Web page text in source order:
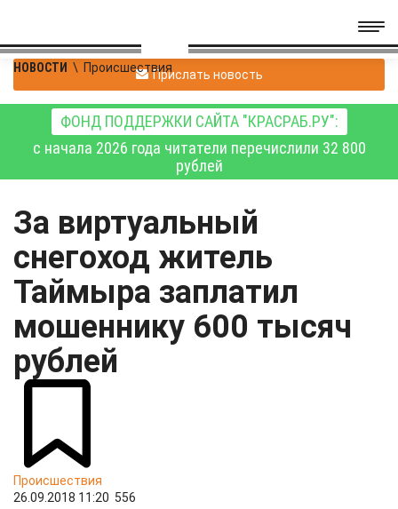
НОВОСТИ \ ПроисшествияПрислать новость
ФОНД ПОДДЕРЖКИ САЙТА "КРАСРАБ.РУ":
с начала 2026 года читатели перечислили 32 800
рублей
За виртуальный
снегоход житель
Таймыра заплатил
мошеннику 600 тысяч
рублей
Происшествия
26.09.2018 11:20 556